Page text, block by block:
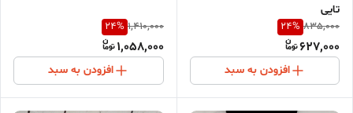
تایی
835,000
24%
627,000
افزودن به سبد
1,410,000
24%
1,058,000
افزودن به سبد